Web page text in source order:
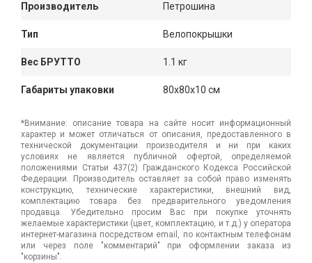
Производитель Петрошина
Тип Велопокрышки
Вес БРУТТО 1.1 кг
Габариты упаковки 80x80x10 см
*Внимание: описание товара на сайте носит информационный
характер и может отличаться от описания, предоставленного в
технической документации производителя и ни при каких
условиях не является публичной офертой, определяемой
положениями Статьи 437(2) Гражданского Кодекса Российской
Федерации. Производитель оставляет за собой право изменять
конструкцию, технические характеристики, внешний вид,
комплектацию товара без предварительного уведомления
продавца. Убедительно просим Вас при покупке уточнять
желаемые характеристики (цвет, комплектацию, и т.д.) у оператора
интернет-магазина посредством email, по контактным телефонам
или через поле "комментарий" при оформлении заказа из
"корзины".